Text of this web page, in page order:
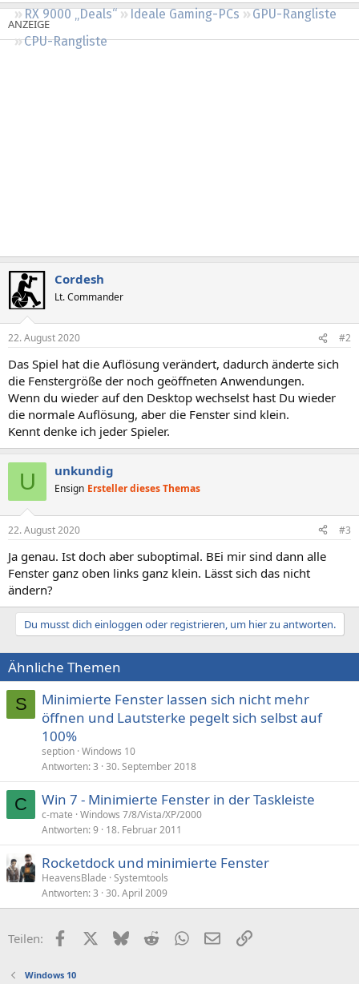
RX 9000 „Deals“
Ideale Gaming-PCs
GPU-Rangliste
CPU-Rangliste
Cordesh
Lt. Commander
22. August 2020 #2
Das Spiel hat die Auflösung verändert, dadurch änderte sich
die Fenstergröße der noch geöffneten Anwendungen.
Wenn du wieder auf den Desktop wechselst hast Du wieder
die normale Auflösung, aber die Fenster sind klein.
Kennt denke ich jeder Spieler.
U unkundig
Ensign Ersteller dieses Themas
22. August 2020 #3
Ja genau. Ist doch aber suboptimal. BEi mir sind dann alle
Fenster ganz oben links ganz klein. Lässt sich das nicht
ändern?
Du musst dich einloggen oder registrieren, um hier zu antworten.
Ähnliche Themen
S
Minimierte Fenster lassen sich nicht mehr
öffnen und Lautsterke pegelt sich selbst auf
100%
seption Windows 10
Antworten 3 30. September 2018
C Win 7 - Minimierte Fenster in der Taskleiste
c-mate Windows 7/8/Vista/XP/2000
Antworten 9 18. Februar 2011
Rocketdock und minimierte Fenster
HeavensBlade Systemtools
Antworten 3 30. April 2009
Teilen: FacebookX (Twitter)
BlueskyRedditWhatsApp
E-MailLink
Windows 10